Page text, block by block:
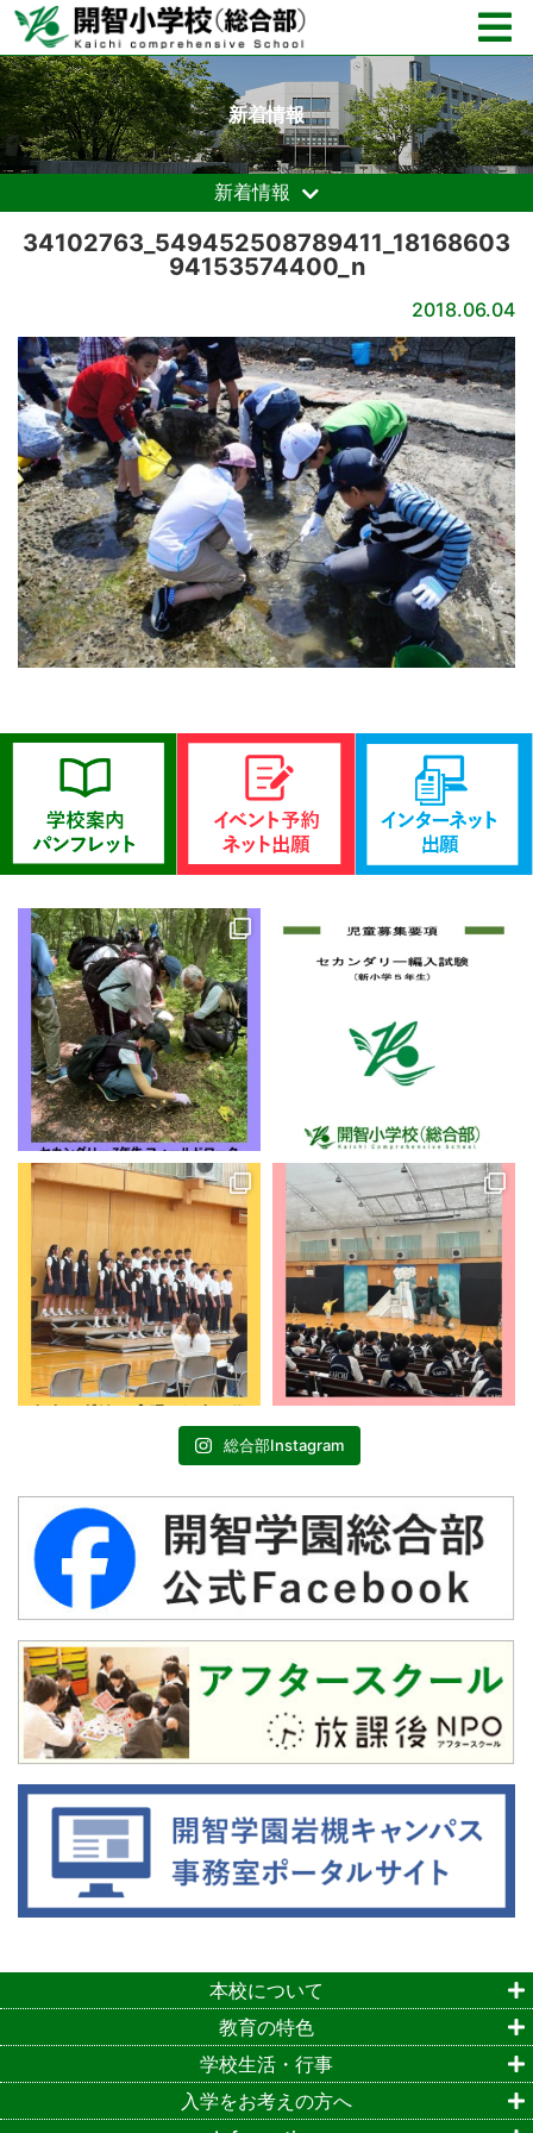
新着情報
新着情報
34102763_549452508789411_18168603
94153574400_n
2018.06.04
総合部Instagram
本校について
教育の特色
学校生活・行事
入学をお考えの方へ